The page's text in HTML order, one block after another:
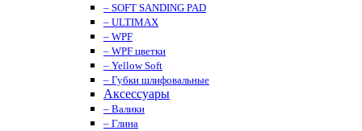
– SOFT SANDING PAD
– ULTIMAX
– WPF
– WPF цветки
– Yellow Soft
– Губки шлифовальные
Аксессуары
– Валики
– Глина